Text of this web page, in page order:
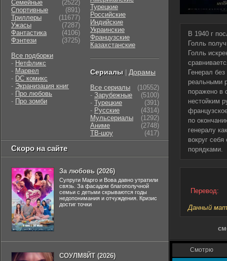
В 1940 г
Голль
Голль
Генерал
реальными
поражено в
нестойким
по
генералу
вокруг
порядками.
Перевод:
Данный
Смотрю
Семейные
(2522)
Cпортивные
(891)
Триллеры
(11677)
Ужасы
(7287)
Фантастика
(4106)
Фэнтези
(3725)
Все подборки
- Нетфликс
- Марвел
- DC комикс
- Экранизация книг
- Про любовь
- Про зомби
Турецкие
Российские
Индийские
Украинские
Французские
Казахстанские
Сериалы Дорамы
Все сериалы
(10552)
- Зарубежные
(5100)
- Турецкие
(391)
- Русские
(4314)
Мульсериалы
(1292)
Аниме
(2748)
ТВ-шоу
(417)
Скоро на сайте
За любовь (2026)
Супруги Марго и Вова давно утратили
связь. За фасадом благополучной
семьи с детьми скрываются годы
недопонимания и отчуждения. Кризис
достиг точки
СОУЛМ8ЙТ (2026)